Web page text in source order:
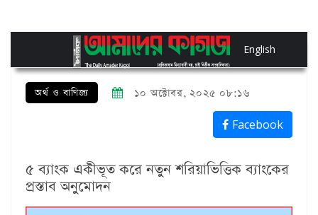
English
অর্থ ও বাণিজ্য ১০ অক্টোবর, ২০২৫ ০৮:১৬
Facebook
৫ ব্যাংক একীভূত করে নতুন শরিয়াভিত্তিক ব্যাংকের
প্রস্তাব অনুমোদন